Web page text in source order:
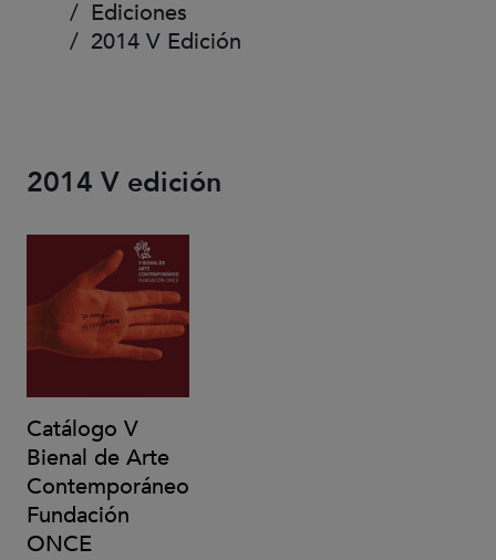
Ediciones
2014 V Edición
2014 V edición
Catálogo V
Bienal de Arte
Contemporáneo
Fundación
ONCE